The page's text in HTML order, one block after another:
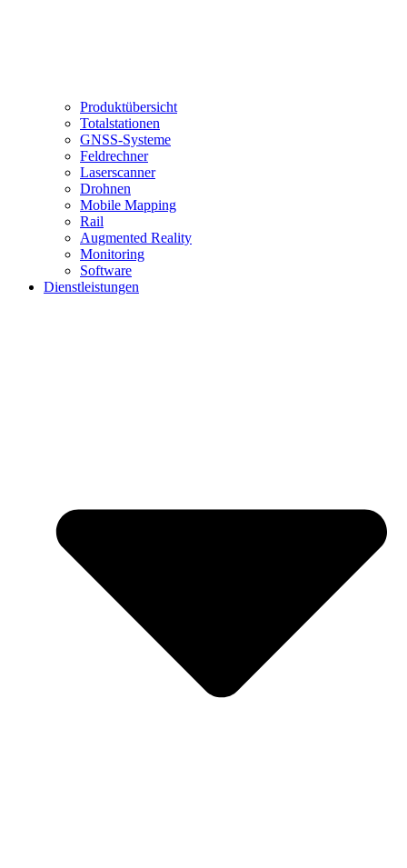
Produktübersicht
Totalstationen
GNSS-Systeme
Feldrechner
Laserscanner
Drohnen
Mobile Mapping
Rail
Augmented Reality
Monitoring
Software
Dienstleistungen